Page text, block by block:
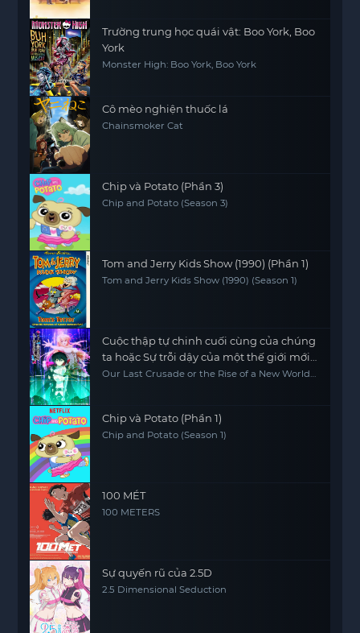
Trường trung học quái vật: Boo York, Boo
York
Monster High: Boo York, Boo York
Cô mèo nghiện thuốc lá
Chainsmoker Cat
Chip và Potato (Phần 3)
Chip and Potato (Season 3)
Tom and Jerry Kids Show (1990) (Phần 1)
Tom and Jerry Kids Show (1990) (Season 1)
Cuộc thập tự chinh cuối cùng của chúng
ta hoặc Sự trỗi dậy của một thế giới mới
Phần 2
Our Last Crusade or the Rise of a New World
Chip và Potato (Phần 1)
Chip and Potato (Season 1)
100 MÉT
100 METERS
Sự quyến rũ của 2.5D
2.5 Dimensional Seduction